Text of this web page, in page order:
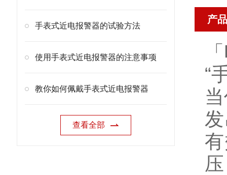
手表式近电报警器的试验方法
使用手表式近电报警器的注意事项
教你如何佩戴手表式近电报警器
查看全部
产
「
“